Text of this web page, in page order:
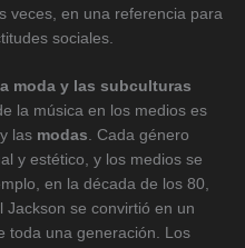
veces, en una referencia para
sociales.
moda y las subculturas
la música en los medios es
y las modas. Cada género
y estético, y los medios se
en la década de los 80,
Jackson se convirtió en un
toda una generación. Los